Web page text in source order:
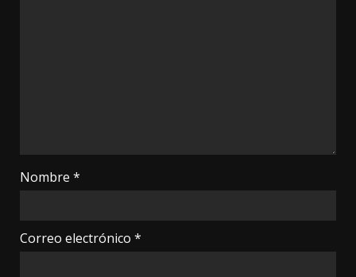
Nombre *
Correo electrónico *